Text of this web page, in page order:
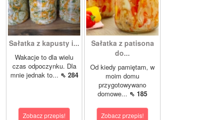
Sałatka z kapusty i...
Wakacje to dla wielu
czas odpoczynku. Dla
mnie jednak to... ⇖ 284
Zobacz przepis!
Sałatka z patisona
do...
Od kiedy pamiętam, w
moim domu
przygotowywano
domowe... ⇖ 185
Zobacz przepis!